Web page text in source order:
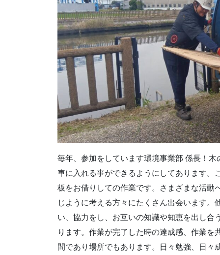
毎年、参加をしています環境事業部 係長！
車に入れる事ができるようにしてあります。
板をお借りしての作業です。さまざまな活動
じように考える方々にたくさん出会います
い、協力をし、お互いの知識や知恵を出し合
ります。作業が完了した時の達成感、作業
間であり場所でもあります。日々勉強、日